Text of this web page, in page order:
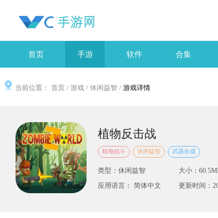
首页 手游 软件 合集
当前位置： 首页 / 游戏 / 休闲益智 / 游戏详情
植物反击战
植物战斗 休闲益智 武器合成
类型：休闲益智 大小：
应用语言： 简体中文 更新时间：